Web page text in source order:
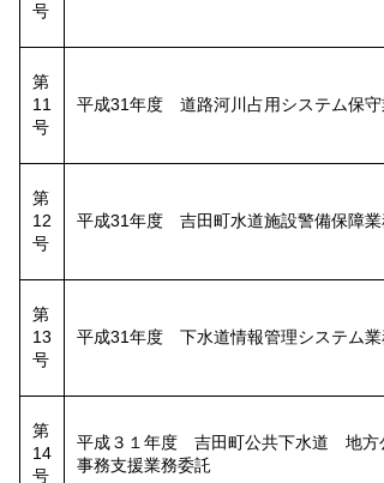
号
第
11
号
平成31年度 道路河川占用システム保守
第
12
号
平成31年度 吉田町水道施設警備保障業
第
13
号
平成31年度 下水道情報管理システム業
第
14
号
平成３１年度 吉田町公共下水道 地方
事務支援業務委託